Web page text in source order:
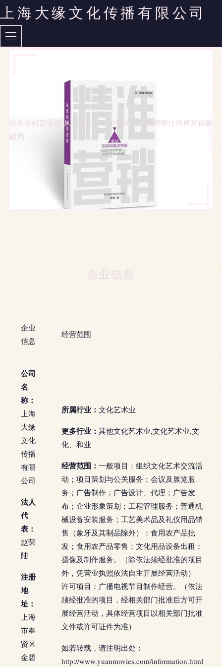
上海大缘文化传播有限公司
徐冬冬代言手游 从小喝到大，年销50亿的椰树椰汁跨界营销新
破局
企业信息
企业
信息
经营范围
公司
名
称：
上海
大缘
文化
传播
有限
公司
法人
代
表：
赵荣
陆
注册
地
址：
上海
市奉
贤区
金碧
所属行业： 文化艺术业
更多行业： 其他文化艺术业,文化艺术业,文
化、和业
经营范围： 一般项目：组织文化艺术交流活
动；项目策划与公关服务；会议及展览服
务；广告制作；广告设计、代理；广告发
布；企业形象策划；工程管理服务；普通机
械设备安装服务；工艺美术品及礼仪用品销
售（象牙及其制品除外）；食用农产品批
发；食用农产品零售；文化用品设备出租；
摄像及制作服务。（除依法须经批准的项目
外，凭营业执照依法自主开展经营活动）
许可项目：广播电视节目制作经营。（依法
须经批准的项目，经相关部门批准后方可开
展经营活动，具体经营项目以相关部门批准
文件或许可证件为准）
如若转载，请注明出处：
http://www.yuanmovies.com/information.html